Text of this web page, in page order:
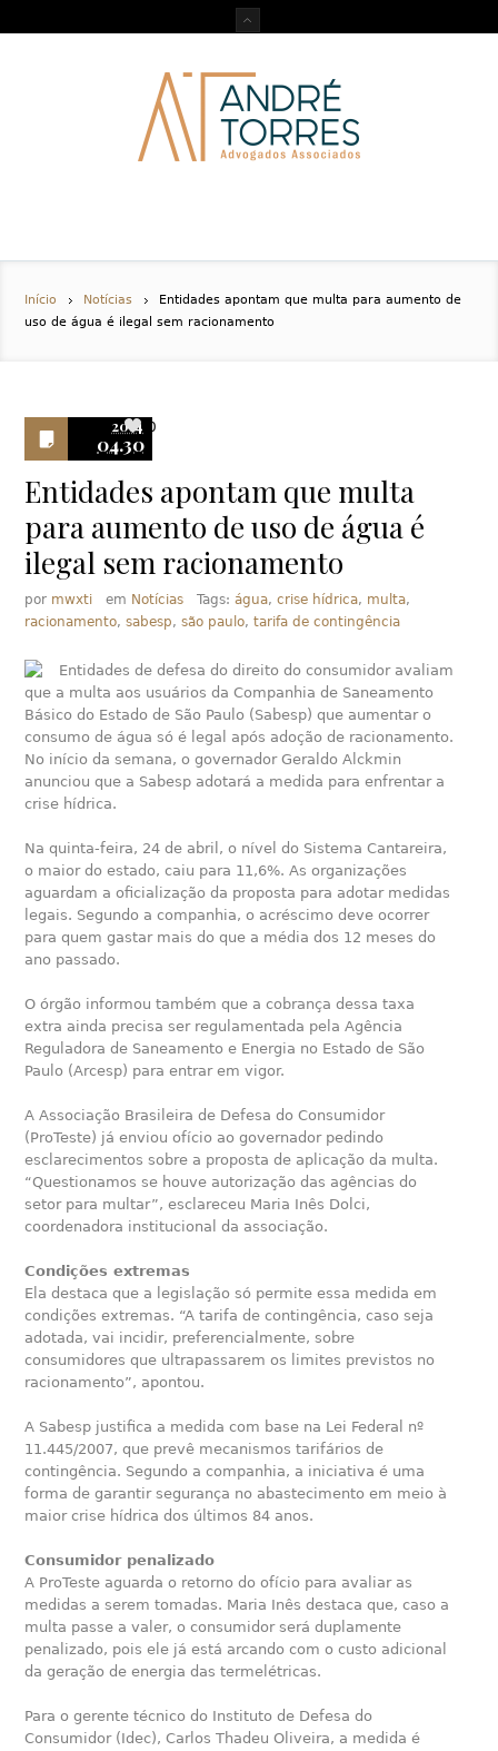
Início Notícias
Entidades apontam que multa para aumento de
uso de água é ilegal sem racionamento
2014
04.30
0
Entidades apontam que multa
para aumento de uso de água é
ilegal sem racionamento
por mwxti em Notícias Tags:água,crise hídrica, multa,
racionamento,sabesp,são paulo,tarifa de contingência
Entidades de defesa do direito do consumidor avaliam
que a multa aos usuários da Companhia de Saneamento
Básico do Estado de São Paulo (Sabesp) que aumentar o
consumo de água só é legal após adoção de racionamento.
No início da semana, o governador Geraldo Alckmin
anunciou que a Sabesp adotará a medida para enfrentar a
crise hídrica.
Na quinta-feira, 24 de abril, o nível do Sistema Cantareira,
o maior do estado, caiu para 11,6%. As organizações
aguardam a oficialização da proposta para adotar medidas
legais. Segundo a companhia, o acréscimo deve ocorrer
para quem gastar mais do que a média dos 12 meses do
ano passado.
O órgão informou também que a cobrança dessa taxa
extra ainda precisa ser regulamentada pela Agência
Reguladora de Saneamento e Energia no Estado de São
Paulo (Arcesp) para entrar em vigor.
A Associação Brasileira de Defesa do Consumidor
(ProTeste) já enviou ofício ao governador pedindo
esclarecimentos sobre a proposta de aplicação da multa.
“Questionamos se houve autorização das agências do
setor para multar”, esclareceu Maria Inês Dolci,
coordenadora institucional da associação.
Condições extremas
Ela destaca que a legislação só permite essa medida em
condições extremas. “A tarifa de contingência, caso seja
adotada, vai incidir, preferencialmente, sobre
consumidores que ultrapassarem os limites previstos no
racionamento”, apontou.
A Sabesp justifica a medida com base na Lei Federal nº
11.445/2007, que prevê mecanismos tarifários de
contingência. Segundo a companhia, a iniciativa é uma
forma de garantir segurança no abastecimento em meio à
maior crise hídrica dos últimos 84 anos.
Consumidor penalizado
A ProTeste aguarda o retorno do ofício para avaliar as
medidas a serem tomadas. Maria Inês destaca que, caso a
multa passe a valer, o consumidor será duplamente
penalizado, pois ele já está arcando com o custo adicional
da geração de energia das termelétricas.
Para o gerente técnico do Instituto de Defesa do
Consumidor (Idec), Carlos Thadeu Oliveira, a medida é